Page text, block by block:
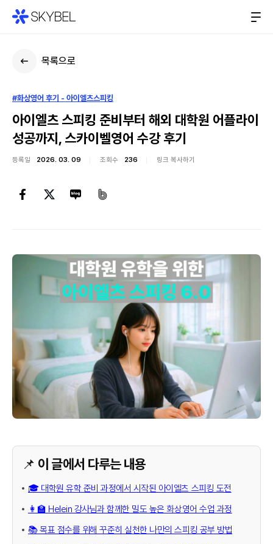
목록으로
#화상영어 후기 - 아이엘츠스피킹
아이엘츠 스피킹 준비부터 해외 대학원 어플라이
성공까지, 스카이벨영어 수강 후기
등록일 2026. 03. 09 조회수 236 링크 복사하기
📌 이 글에서 다루는 내용
🎓 대학원 유학 준비 과정에서 시작된 아이엘츠 스피킹 도전
👩‍🏫 Helein 강사님과 함께한 밀도 높은 화상영어 수업 과정
📚 목표 점수를 위해 꾸준히 실천한 나만의 스피킹 공부 방법